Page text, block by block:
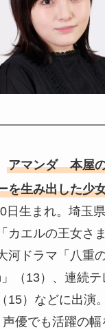
アマンダ 本屋
を生み出した少
日生まれ。埼玉
カエルの王女さ
河ドラマ「八重
（13）、連続
15）などに出演
優でも活躍の幅